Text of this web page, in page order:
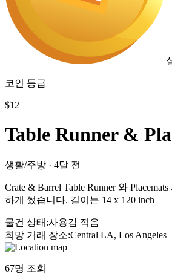
코인 등급
$12
Table Runner &
생활/주방 · 4달 전
Crate & Barrel Table Runner 와
하게 썼습니다. 길이는 14 x 120 inch
물건 상태 :사용감 적음
희망 거래 장소:Central LA, Los Angeles
67명 조회